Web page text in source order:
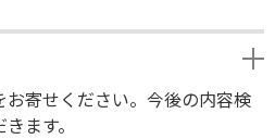
お寄せください。今後の内容検
ます。